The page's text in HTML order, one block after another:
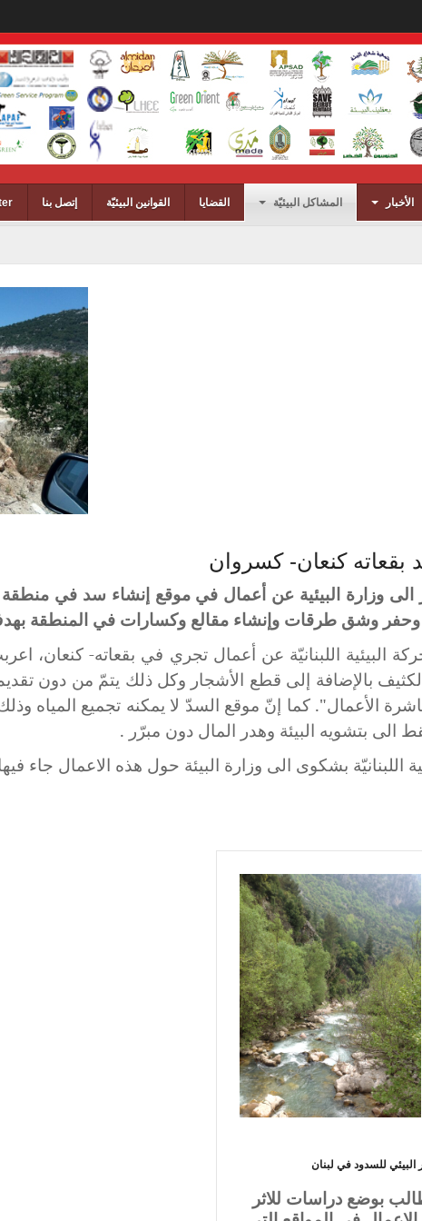
الأخبار المشاكل البيئيّة القضايا القوانين البيئيّة إتصل بنا
بقعاته كنعان- كسروان
الى وزارة البيئية عن أعمال في موقع إنشاء سد في
وشق طرقات وإنشاء مقالع وكسارات في المنطقة
البيئية اللبنانيّة عن أعمال تجري في بقعاته- كنعان،
بالإضافة إلى قطع الأشجار وكل ذلك يتمّ من دون تقديم
الأعمال". كما إنّ موقع السدّ لا يمكنه تجميع المياه
بتشويه البيئة وهدر المال دون مبرّر .
اللبنانيّة بشكوى الى وزارة البيئة حول هذه الاعمال جاء
البيئي للسدود في لبنان
بوضع دراسات للاثر